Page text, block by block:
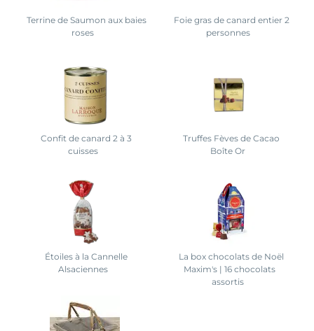
Terrine de Saumon aux baies
roses
Foie gras de canard entier 2
personnes
Confit de canard 2 à 3
cuisses
Truffes Fèves de Cacao
Boîte Or
Étoiles à la Cannelle
Alsaciennes
La box chocolats de Noël
Maxim's | 16 chocolats
assortis